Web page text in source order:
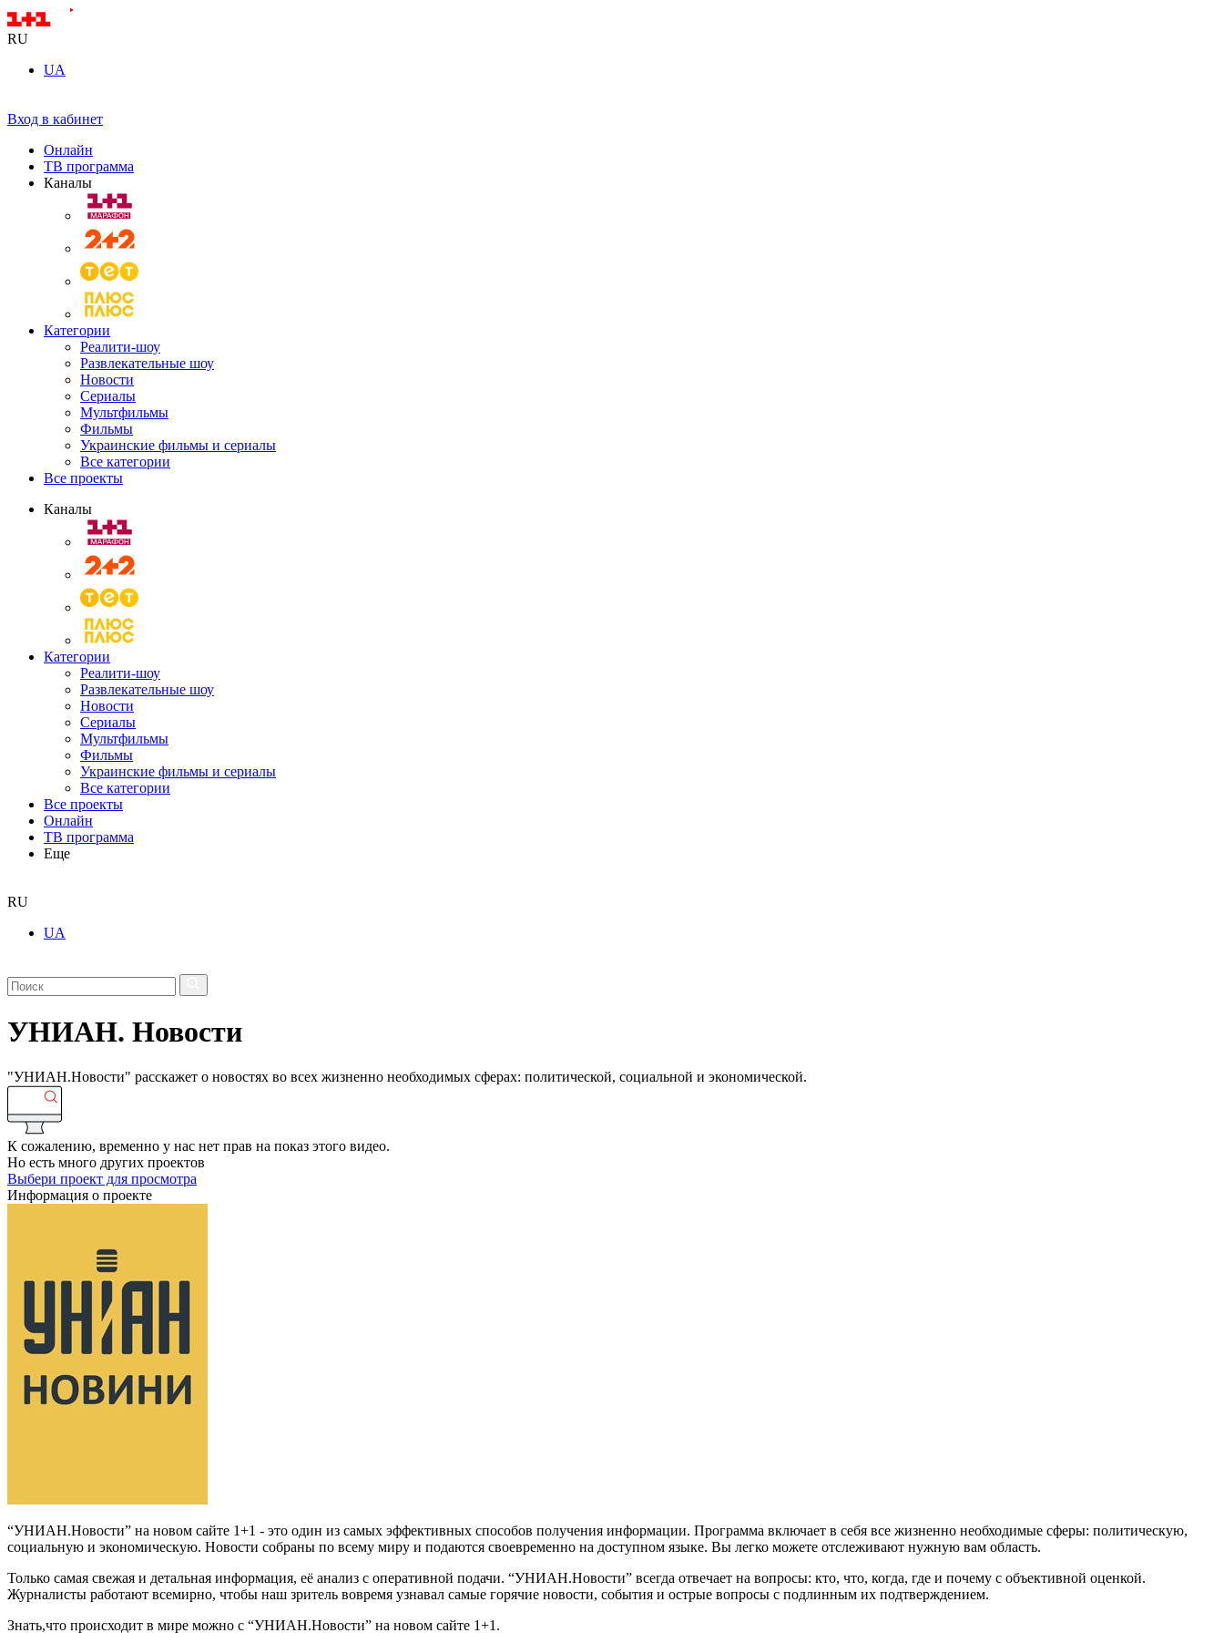
RU
UA
Вход в кабинет
Онлайн
ТВ программа
Каналы
Категории
Реалити-шоу
Развлекательные шоу
Новости
Сериалы
Мультфильмы
Фильмы
Украинские фильмы и сериалы
Все категории
Все проекты
Каналы
Категории
Реалити-шоу
Развлекательные шоу
Новости
Сериалы
Мультфильмы
Фильмы
Украинские фильмы и сериалы
Все категории
Все проекты
Онлайн
ТВ программа
Еще
RU
UA
УНИАН. Новости
"УНИАН.Новости" расскажет о новостях во всех жизненно необходимых сферах: политической, социальной и экономической.
К сожалению, временно у нас нет прав на показ этого видео.
Но есть много других проектов
Выбери проект для просмотра
Информация о проекте
“УНИАН.Новости” на новом сайте 1+1 - это один из самых эффективных способов получения информации. Программа включает в себя все жизненно необходимые сферы: политическую,
социальную и экономическую. Новости собраны по всему миру и подаются своевременно на доступном языке. Вы легко можете отслеживают нужную вам область.
Только самая свежая и детальная информация, её анализ с оперативной подачи. “УНИАН.Новости” всегда отвечает на вопросы: кто, что, когда, где и почему с объективной оценкой.
Журналисты работают всемирно, чтобы наш зритель вовремя узнавал самые горячие новости, события и острые вопросы с подлинным их подтверждением.
Знать,что происходит в мире можно с “УНИАН.Новости” на новом сайте 1+1.